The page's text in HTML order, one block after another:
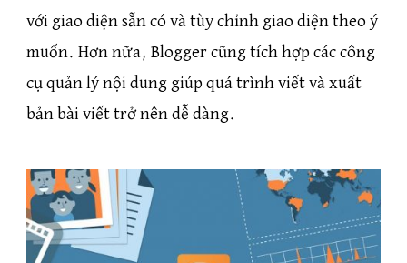
với giao diện sẵn có và tùy chỉnh giao diện theo ý
muốn. Hơn nữa, Blogger cũng tích hợp các công
cụ quản lý nội dung giúp quá trình viết và xuất
bản bài viết trở nên dễ dàng.